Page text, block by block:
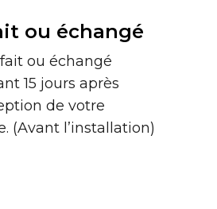
ou échangé
ou échangé
15 jours après
de votre
(Avant l’installation)